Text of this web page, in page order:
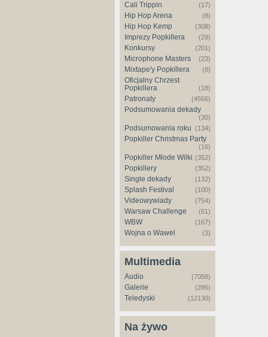
Cali Trippin (17)
Hip Hop Arena (8)
Hip Hop Kemp (308)
Imprezy Popkillera (29)
Konkursy (201)
Microphone Masters (23)
Mixtape'y Popkillera (8)
Oficjalny Chrzest
Popkillera
(18)
Patronaty (4566)
Podsumowania dekady
(30)
Podsumowania roku (134)
Popkiller Christmas Party
(16)
Popkiller Młode Wilki (352)
Popkillery (352)
Single dekady (132)
Splash Festival (100)
Videowywiady (754)
Warsaw Challenge (61)
WBW (167)
Wojna o Wawel (3)
Multimedia
Audio (7058)
Galerie (286)
Teledyski (12130)
Na żywo